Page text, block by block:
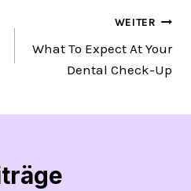
WEITER
What To Expect At Your
Dental Check-Up